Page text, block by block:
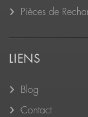
Pièces de
LIENS
Blog
Contact